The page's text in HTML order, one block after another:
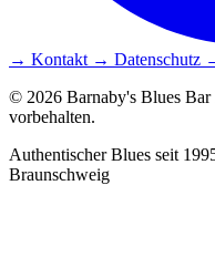
→ Kontakt → Datenschutz
© 2026 Barnaby's Blues
vorbehalten.
Authentischer Blues seit
Braunschweig